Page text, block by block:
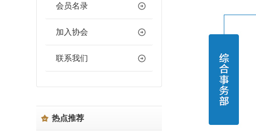
会员名录
加入协会
联系我们
热点推荐